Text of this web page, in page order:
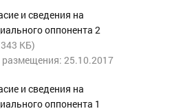
и сведения на
оппонента 2
КБ)
25.10.2017
и сведения на
оппонента 1